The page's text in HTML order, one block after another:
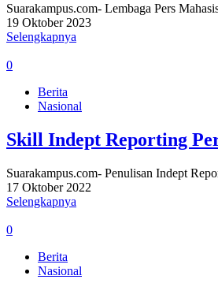
Suarakampus.com- Lembaga Pers
19 Oktober 2023
Selengkapnya
0
Berita
Nasional
Skill Indept Reporting
Suarakampus.com- Penulisan Indept
17 Oktober 2022
Selengkapnya
0
Berita
Nasional